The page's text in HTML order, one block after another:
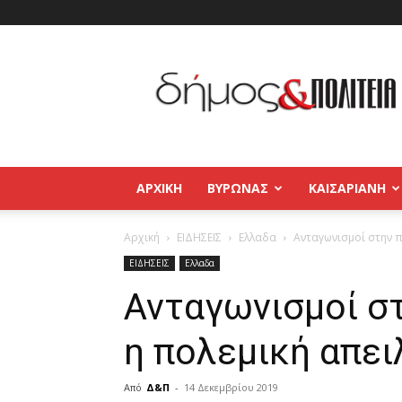
και
Πολιτεία
Βύρωνας
–
Παγκράτι
ΑΡΧΙΚΉ ΒΥΡΩΝΑΣ ΚΑΙΣΑΡΙΑΝΗ
Αρχική ΕΙΔΗΣΕΙΣ Ελλαδα Ανταγωνισμοί στην
ΕΙΔΗΣΕΙΣ Ελλαδα
Ανταγωνισμοί
η πολεμική
Από Δ&Π - 14 Δεκεμβρίου 2019